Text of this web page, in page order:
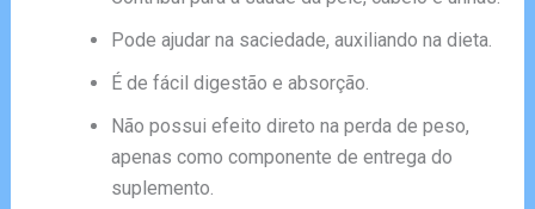
Pode ajudar na saciedade, auxiliando na dieta.
É de fácil digestão e absorção.
Não possui efeito direto na perda de peso,
apenas como componente de entrega do
suplemento.